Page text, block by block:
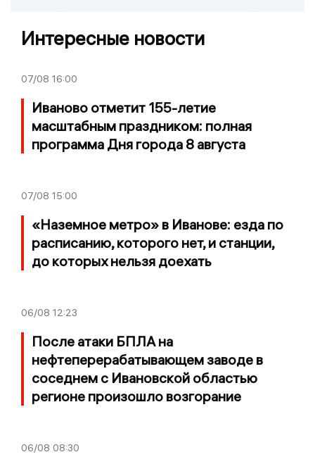
Интересные новости
07/08 16:00
Иваново отметит 155-летие
масштабным праздником: полная
программа Дня города 8 августа
07/08 15:00
«Наземное метро» в Иванове: езда по
расписанию, которого нет, и станции,
до которых нельзя доехать
06/08 12:23
После атаки БПЛА на
нефтеперерабатывающем заводе в
соседнем с Ивановской областью
регионе произошло возгорание
06/08 08:30